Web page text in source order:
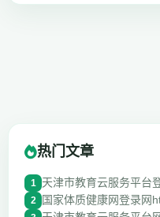
热门文章
1 天津市教育云服务平台
2 国家体质健康网登录网